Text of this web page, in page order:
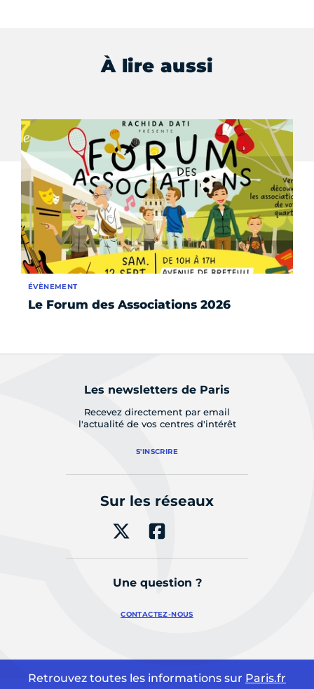
À lire aussi
Le Forum des Associations 2026
ÉVÈNEMENT
Les newsletters de Paris
Recevez directement par email
l'actualité de vos centres d'intérêt
S'INSCRIRE
Sur les réseaux
Une question ?
CONTACTEZ-NOUS
Retrouvez toutes les informations sur Paris.fr